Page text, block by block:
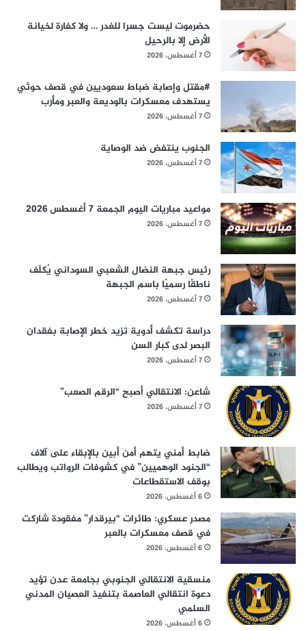
حضرموت ليست جسرا للغدر … ولا كفارة لخيانة
الأرض إلا بالرحيل
7 أغسطس، 2026
#مقتل وإصابة ضباط سعوديين في قصف حوثي
يستهدف معسكرات بالوديعة والعبر ومأرب
7 أغسطس، 2026
الجنوب ينتفض ضد الوصاية
7 أغسطس، 2026
مواعيد مباريات اليوم الجمعة 7 أغسطس 2026
7 أغسطس، 2026
رئيس جبهة النضال الشعبي السوداني يُكلّف
ناطقًا رسميًا باسم الجبهة
7 أغسطس، 2026
دراسة تكشف أدوية تزيد خطر الإصابة بفقدان
البصر لدى كبار السن
7 أغسطس، 2026
شاعن: الانتقالي أصبح “الرقم الصعب”
7 أغسطس، 2026
ضابط أمني يتهم أمن أبين بالإبقاء على آلاف
“الجنود الوهميين” في كشوفات الرواتب ويطالب
بوقف الاستقطاعات
6 أغسطس، 2026
مصدر عسكري: طائرات “بيرقدار” مفقودة شاركت
في قصف معسكرات بالعبر
6 أغسطس، 2026
منسقية الانتقالي الجنوبي بجامعة عدن تؤيد
دعوة انتقالي العاصمة بتنفيذ العصيان المدني
السلمي
6 أغسطس، 2026